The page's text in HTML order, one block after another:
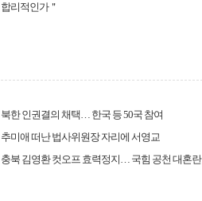
합리적인가＂
북한 인권결의 채택… 한국 등 50국 참여
추미애 떠난 법사위원장 자리에 서영교
충북 김영환 컷오프 효력정지… 국힘 공천 대혼란